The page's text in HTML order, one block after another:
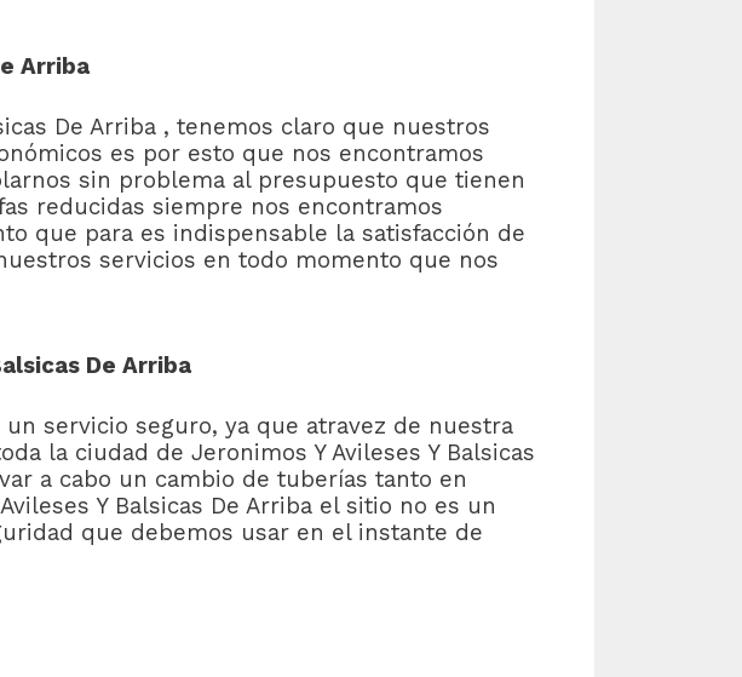
Arriba
De Arriba , tenemos claro que nuestros
es por esto que nos encontramos
sin problema al presupuesto que tienen
reducidas siempre nos encontramos
que para es indispensable la satisfacción de
servicios en todo momento que nos
De Arriba
servicio seguro, ya que atravez de nuestra
la ciudad de Jeronimos Y Avileses Y Balsicas
a cabo un cambio de tuberías tanto en
Y Balsicas De Arriba el sitio no es un
que debemos usar en el instante de